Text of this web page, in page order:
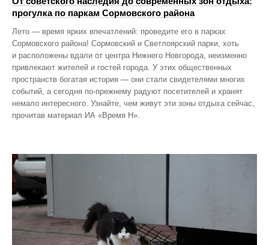
прогулка по паркам Сормовского района
Лето — время ярких впечатлений: проведите его в парках
Сормовского района! Сормовский и Светлоярский парки, хоть
и расположены вдали от центра Нижнего Новгорода, неизменно
привлекают жителей и гостей города. У этих общественных
пространств богатая история — они стали свидетелями многих
событий, а сегодня по‑прежнему радуют посетителей и хранят
немало интересного. Узнайте, чем живут эти зоны отдыха сейчас,
прочитав материал ИА «Время Н».